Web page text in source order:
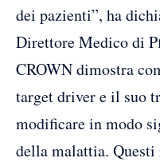
dei pazienti”, ha
Direttore Medico di
CROWN dimostra
target driver e il suo
modificare in modo
della malattia.